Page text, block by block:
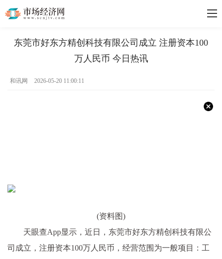
东莞市好东方精创科技有限公司成立 注册资本100
万人民币 今日热讯
和讯网 2026-05-20 11:00:11
(资料图)
天眼查App显示，近日，东莞市好东方精创科技有限公
司成立，注册资本100万人民币，经营范围为一般项目：工